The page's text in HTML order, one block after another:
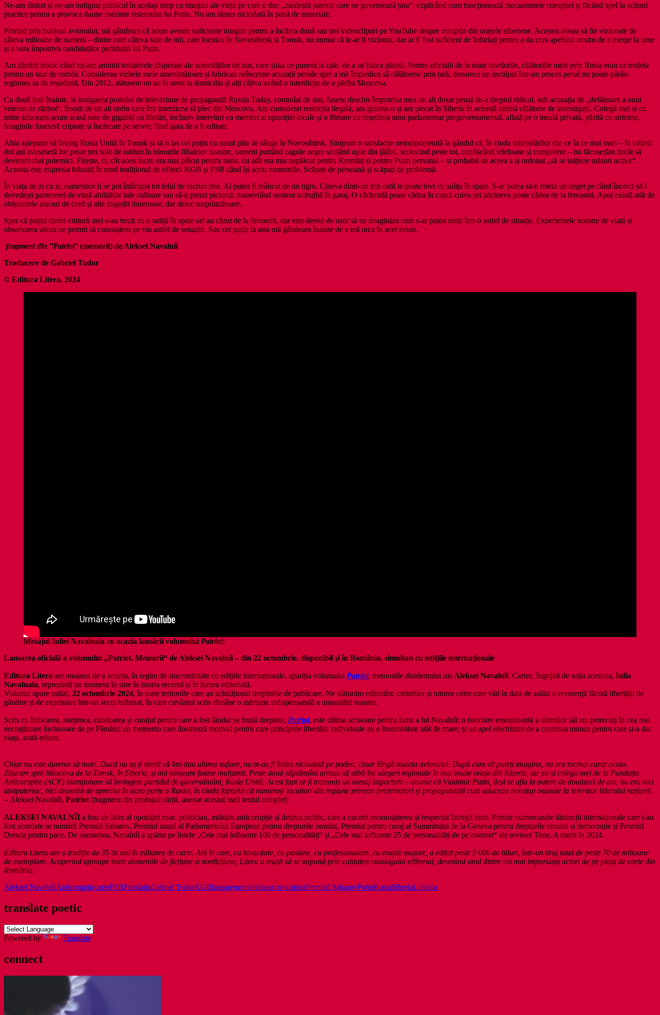
Ne‑am distrat și ne‑am indignat publicul în același timp cu imagini ale vieții pe care o duc „modeștii patrioți care ne guvernează țara“, explicând cum funcționează mecanismele corupției și făcând apel la acțiuni
practice pentru a provoca daune maxime sistemului lui Putin. Nu am rămas niciodată în pană de materiale.
Privind prin hubloul avionului, mă gândeam că acum aveam suficiente imagini pentru a încărca două sau trei videoclipuri pe YouTube despre corupția din orașele siberiene. Acestea aveau să fie vizionate de
câteva milioane de oameni – dintre care câteva sute de mii, care locuiau în Novosibirsk și Tomsk, nu numai că le‑ar fi vizionat, dar ar fi fost suficient de înfuriați pentru a da curs apelului nostru de a merge la urne
și a vota împotriva candidaților partidului lui Putin.
Am zâmbit ironic când mi‑am amintit tentativele disperate ale autorităților de stat, care știau ce punem la cale, de a ne bloca planul. Pentru oficialii de la toate nivelurile, călătoriile mele prin Rusia erau ca muleta
pentru un taur de coridă. Considerau vizitele mele amenințătoare și fabricau neîncetate acuzații penale spre a mă împiedica să călătoresc prin țară, deoarece un inculpat într‑un proces penal nu poate părăsi
regiunea sa de reședință. Din 2012, stătusem un an în arest la domiciliu și alți câțiva având o interdicție de a părăsi Moscova.
Cu două luni înainte, la instigarea postului de televiziune de propagandă Russia Today, controlat de stat, fusese deschis împotriva mea un alt dosar penal de‑a dreptul ridicol, sub acuzația de „defăimare a unui
veteran de război“, însoțit de un alt ordin care îmi interzicea să plec din Moscova. Am considerat restricția ilegală, am ignorat‑o și am plecat în Siberia în această ultimă călătorie de investigații. Colegii mei și cu
mine aduceam acum acasă sute de gigabiți cu filmări, inclusiv interviuri cu membri ai opoziției locale și o filmare cu reședința unui parlamentar proguvernamental, aflată pe o insulă privată, păzită cu strictețe.
Imaginile fuseseră criptate și încărcate pe server, fiind gata de a fi editate.
Abia așteptam să înving Rusia Unită în Tomsk și să o las cel puțin cu nasul plin de sânge la Novosibirsk. Simțeam o satisfacție nemaipomenită la gândul că, în ciuda intimidărilor din ce în ce mai mari – în ultimii
doi ani avuseseră loc peste trei sute de raiduri în birourile filialelor noastre, oameni purtând cagule negre scoțând ușile din țâțâni, scotocind peste tot, confiscând telefoane și computere – nu făcuserăm decât să
devenim mai puternici. Firește, cu cât acest lucru era mai plăcut pentru mine, cu atât era mai neplăcut pentru Kremlin și pentru Putin personal – și probabil de aceea a și ordonat „să se inițieze măsuri active“.
Aceasta este expresia folosită în mod tradițional de ofițerii KGB și FSB când își scriu memoriile. Scăpați de persoană și scăpați de problemă.
În viața de zi cu zi, oamenilor li se pot întâmpla tot felul de lucruri rele. Ai putea fi mâncat de un tigru. Cineva dintr‑un trib ostil te poate lovi cu sulița în spate. S‑ar putea să‑ți retezi un deget pe când încerci să‑i
dovedești partenerei de viață abilitățile tale culinare sau să‑ți pierzi piciorul, manevrând neatent o drujbă în garaj. O cărămidă poate cădea în capul cuiva ori altcineva poate cădea de la fereastră. Apoi există atât de
obișnuitele atacuri de cord și alte tragedii dureroase, dar deloc surprinzătoare.
Sper că puțini dintre cititorii mei s‑au trezit cu o suliță în spate ori au căzut de la fereastră, dar este destul de ușor să ne imaginăm cum s‑ar putea simți într‑o astfel de situație. Experiențele noastre de viață și
observarea altora ne permit să cunoaștem pe viu astfel de senzații. Sau cel puțin la asta mă gândeam înainte de a mă urca în acel avion.
fragment din ”Patriot” (memorii) de Aleksei Navalnîi
Traducere de Gabriel Tudor
© Editura Litera, 2024
Mesajul Iuliei Navalnaia cu ocazia lansării volumului Patriot:
Lansarea oficială a volumului „Patriot. Memorii“ de Aleksei Navalnîi – din 22 octombrie, disponibil și în România, simultan cu edițiile internaționale
Editura Litera are onoarea de a anunța, în regim de sincronicitate cu edițiile internaționale, apariția volumului Patriot, memoriile disidentului rus Aleksei Navalnîi. Cartea, îngrijită de soția acestuia, Iulia
Navalnaia, reprezintă un moment în sine în istoria recentă și în lumea editorială.
Volumul apare astăzi, 22 octombrie 2024, în toate teritoriile care au achiziționat drepturile de publicare. Ne alăturăm editorilor, cititorilor și tuturor celor care văd în data de astăzi o reverență făcută libertății de
gândire și de exprimare într-un secol tulburat, în care cuvântul scris rămâne o mărturie indispensabilă a umanității noastre.
Scris cu înfocarea, istețimea, candoarea și curajul pentru care a fost lăudat pe bună dreptate, Patriot, este ultima scrisoare pentru lume a lui Navalnîi: o istorisire emoționantă a ultimilor săi ani petrecuți în cea mai
necruțătoare închisoare de pe Pământ; un memento care ilustrează motivul pentru care principiile libertății individuale au o însemnătate atât de mare; și un apel electrizant de a continua munca pentru care și-a dat
viața, arată ediura.
Chiar nu este dureros să mori. Dacă nu aș fi simțit că îmi dau ultima suflare, nu m‑aș fi întins niciodată pe podea, chiar lângă toaleta avionului. După cum vă puteți imagina, nu era tocmai curat acolo.
Zburam spre Moscova de la Tomsk, în Siberia, și mă simțeam foarte mulțumit. Peste două săptămâni urmau să aibă loc alegeri regionale în mai multe orașe din Siberia, iar eu și colegii mei de la Fundația
Anticorupție (ACF) intenționam să învingem partidul de guvernământ, Rusia Unită. Acest fapt ar fi transmis un mesaj important – anume că Vladimir Putin, deși se afla la putere de douăzeci de ani, nu era nici
atotputernic, nici deosebit de apreciat în acea parte a Rusiei, în ciuda faptului că numeroși locuitori din regiune priveau prezentatori și propagandiști cum aduceau nonstop osanale la televizor liderului națiunii.
– Aleksei Navalnîi, Patriot (fragment din prologul cărții, anexat acestui mail textul complet)
ALEKSEI NAVALNÎI a fost un lider al opoziției ruse, politician, militant anticorupție și deținut politic, care a cucerit recunoașterea și respectul întregii lumi. Printre numeroasele distincții internaționale care i-au
fost acordate se numără Premiul Saharov, Premiul anual al Parlamentului European pentru drepturile omului, Premiul pentru curaj al Summitului de la Geneva pentru drepturile omului și democrație și Premiul
Dresda pentru pace. De asemenea, Navalnîi a apărut pe listele „Cele mai influente 100 de personalități“ și „Cele mai influente 25 de personalități de pe internet“ ale revistei Time. A murit în 2024.
Editura Litera are o tradiție de 35 de ani în editarea de carte. Ani în care, cu tenacitate, cu pasiune, cu profesionalism, cu reușite majore, a editat peste 9 000 de titluri, într-un tiraj total de peste 70 de milioane
de exemplare. Acoperind aproape toate domeniile de ficțiune și nonficțiune, Litera a reușit să se impună prin calitatea catalogului editorial, devenind unul dintre cei mai importanți actori de pe piața de carte din
România.
Aleksei NavalnîiAnticorupțiecarteFSBFundațiaGabriel TudorKGBlansarememoriimoscovapatriotPremiul SaharovPutinRusiaSiberiaUcraina
translate poetic
Powered by Translate
connect